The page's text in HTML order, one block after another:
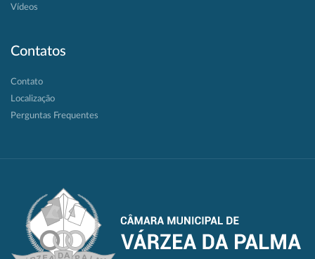
Vídeos
Contatos
Contato
Localização
Perguntas Frequentes